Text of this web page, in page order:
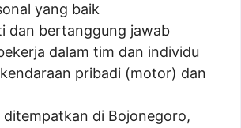
yang baik
dan bertanggung jawab
dalam tim dan individu
pribadi (motor) dan
ditempatkan di Bojonegoro,